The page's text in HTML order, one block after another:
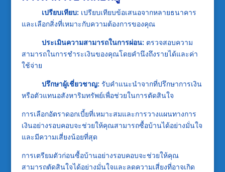
เปรียบเทียบ: เปรียบเทียบข้อเสนอจากหลายธนาคาร
และเลือกสิ่งที่เหมาะกับความต้องการของคุณ
ประเมินความสามารถในการผ่อน: ตรวจสอบความ
สามารถในการชำระเงินของคุณโดยคำนึงถึงรายได้และค่า
ใช้จ่าย
ปรึกษาผู้เชี่ยวชาญ: รับคำแนะนำจากที่ปรึกษาการเงิน
หรือตัวแทนอสังหาริมทรัพย์เพื่อช่วยในการตัดสินใจ
การเลือกอัตราดอกเบี้ยที่เหมาะสมและการวางแผนทางการ
เงินอย่างรอบคอบจะช่วยให้คุณสามารถซื้อบ้านได้อย่างมั่นใจ
และมีความเสี่ยงน้อยที่สุด
การเตรียมตัวก่อนซื้อบ้านอย่างรอบคอบจะช่วยให้คุณ
สามารถตัดสินใจได้อย่างมั่นใจและลดความเสี่ยงที่อาจเกิด